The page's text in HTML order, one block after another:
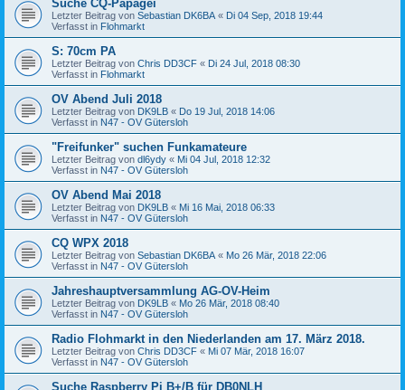
Suche CQ-Papagei
Letzter Beitrag von Sebastian DK6BA « Di 04 Sep, 2018 19:44
Verfasst in Flohmarkt
S: 70cm PA
Letzter Beitrag von Chris DD3CF « Di 24 Jul, 2018 08:30
Verfasst in Flohmarkt
OV Abend Juli 2018
Letzter Beitrag von DK9LB « Do 19 Jul, 2018 14:06
Verfasst in N47 - OV Gütersloh
"Freifunker" suchen Funkamateure
Letzter Beitrag von dl6ydy « Mi 04 Jul, 2018 12:32
Verfasst in N47 - OV Gütersloh
OV Abend Mai 2018
Letzter Beitrag von DK9LB « Mi 16 Mai, 2018 06:33
Verfasst in N47 - OV Gütersloh
CQ WPX 2018
Letzter Beitrag von Sebastian DK6BA « Mo 26 Mär, 2018 22:06
Verfasst in N47 - OV Gütersloh
Jahreshauptversammlung AG-OV-Heim
Letzter Beitrag von DK9LB « Mo 26 Mär, 2018 08:40
Verfasst in N47 - OV Gütersloh
Radio Flohmarkt in den Niederlanden am 17. März 2018.
Letzter Beitrag von Chris DD3CF « Mi 07 Mär, 2018 16:07
Verfasst in N47 - OV Gütersloh
Suche Raspberry Pi B+/B für DB0NLH